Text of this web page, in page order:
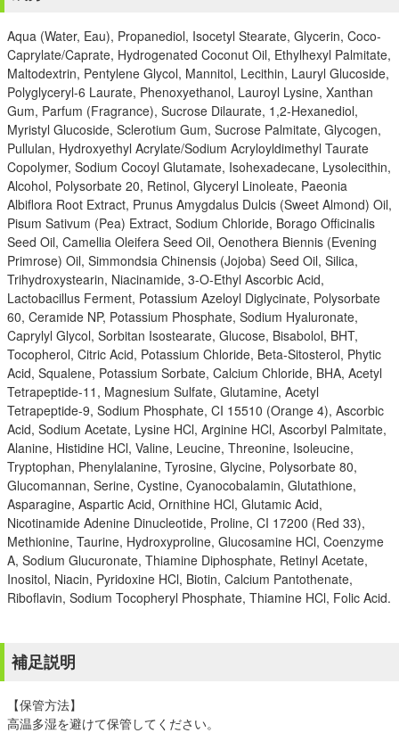
Aqua (Water, Eau), Propanediol, Isocetyl Stearate, Glycerin, Coco-
Caprylate/Caprate, Hydrogenated Coconut Oil, Ethylhexyl Palmitate,
Maltodextrin, Pentylene Glycol, Mannitol, Lecithin, Lauryl Glucoside,
Polyglyceryl-6 Laurate, Phenoxyethanol, Lauroyl Lysine, Xanthan
Gum, Parfum (Fragrance), Sucrose Dilaurate, 1,2-Hexanediol,
Myristyl Glucoside, Sclerotium Gum, Sucrose Palmitate, Glycogen,
Pullulan, Hydroxyethyl Acrylate/Sodium Acryloyldimethyl Taurate
Copolymer, Sodium Cocoyl Glutamate, Isohexadecane, Lysolecithin,
Alcohol, Polysorbate 20, Retinol, Glyceryl Linoleate, Paeonia
Albiflora Root Extract, Prunus Amygdalus Dulcis (Sweet Almond) Oil,
Pisum Sativum (Pea) Extract, Sodium Chloride, Borago Officinalis
Seed Oil, Camellia Oleifera Seed Oil, Oenothera Biennis (Evening
Primrose) Oil, Simmondsia Chinensis (Jojoba) Seed Oil, Silica,
Trihydroxystearin, Niacinamide, 3-O-Ethyl Ascorbic Acid,
Lactobacillus Ferment, Potassium Azeloyl Diglycinate, Polysorbate
60, Ceramide NP, Potassium Phosphate, Sodium Hyaluronate,
Caprylyl Glycol, Sorbitan Isostearate, Glucose, Bisabolol, BHT,
Tocopherol, Citric Acid, Potassium Chloride, Beta-Sitosterol, Phytic
Acid, Squalene, Potassium Sorbate, Calcium Chloride, BHA, Acetyl
Tetrapeptide-11, Magnesium Sulfate, Glutamine, Acetyl
Tetrapeptide-9, Sodium Phosphate, CI 15510 (Orange 4), Ascorbic
Acid, Sodium Acetate, Lysine HCl, Arginine HCl, Ascorbyl Palmitate,
Alanine, Histidine HCl, Valine, Leucine, Threonine, Isoleucine,
Tryptophan, Phenylalanine, Tyrosine, Glycine, Polysorbate 80,
Glucomannan, Serine, Cystine, Cyanocobalamin, Glutathione,
Asparagine, Aspartic Acid, Ornithine HCl, Glutamic Acid,
Nicotinamide Adenine Dinucleotide, Proline, CI 17200 (Red 33),
Methionine, Taurine, Hydroxyproline, Glucosamine HCl, Coenzyme
A, Sodium Glucuronate, Thiamine Diphosphate, Retinyl Acetate,
Inositol, Niacin, Pyridoxine HCl, Biotin, Calcium Pantothenate,
Riboflavin, Sodium Tocopheryl Phosphate, Thiamine HCl, Folic Acid.
補足説明
【保管方法】
高温多湿を避けて保管してください。